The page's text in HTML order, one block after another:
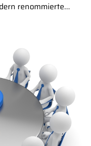
renommierte...